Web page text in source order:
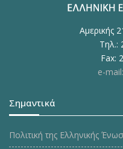
Αμερικής
Τηλ.:
Fax:
e-
Σημαντικά
Πολιτική της Ελληνικής